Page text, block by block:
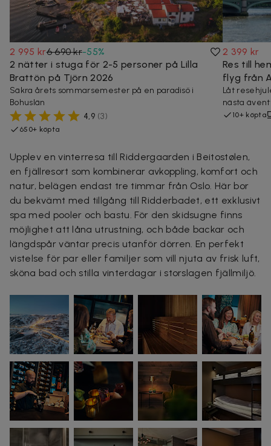
2 995 kr6 690 kr-55%
2 nätter i stuga för 2-5 personer på Lilla
Brattön på Tjörn 2026
Säkra årets sommarsemester på en paradisö i
Bohuslän
4,9 (3)
650+ köpta
2 399 kr
Res till
flyg från
Låt
nästa
10+ köpta
Upplev en vinterresa till Riddergaarden i Beitostølen,
en fjällresort som kombinerar avkoppling, komfort och
natur, belägen endast tre timmar från Oslo. Här bor
du bekvämt med tillgång till Ridderbadet, ett exklusivt
spa med pooler och bastu. För den skidsugne finns
möjlighet att låna utrustning, och både backar och
längdspår väntar precis utanför dörren. En perfekt
vistelse för par eller familjer som vill njuta av frisk luft,
sköna bad och stilla vinterdagar i storslagen fjällmiljö.